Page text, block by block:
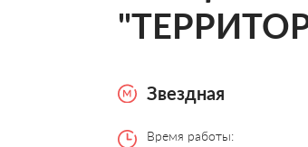
Звездная
Время работы: